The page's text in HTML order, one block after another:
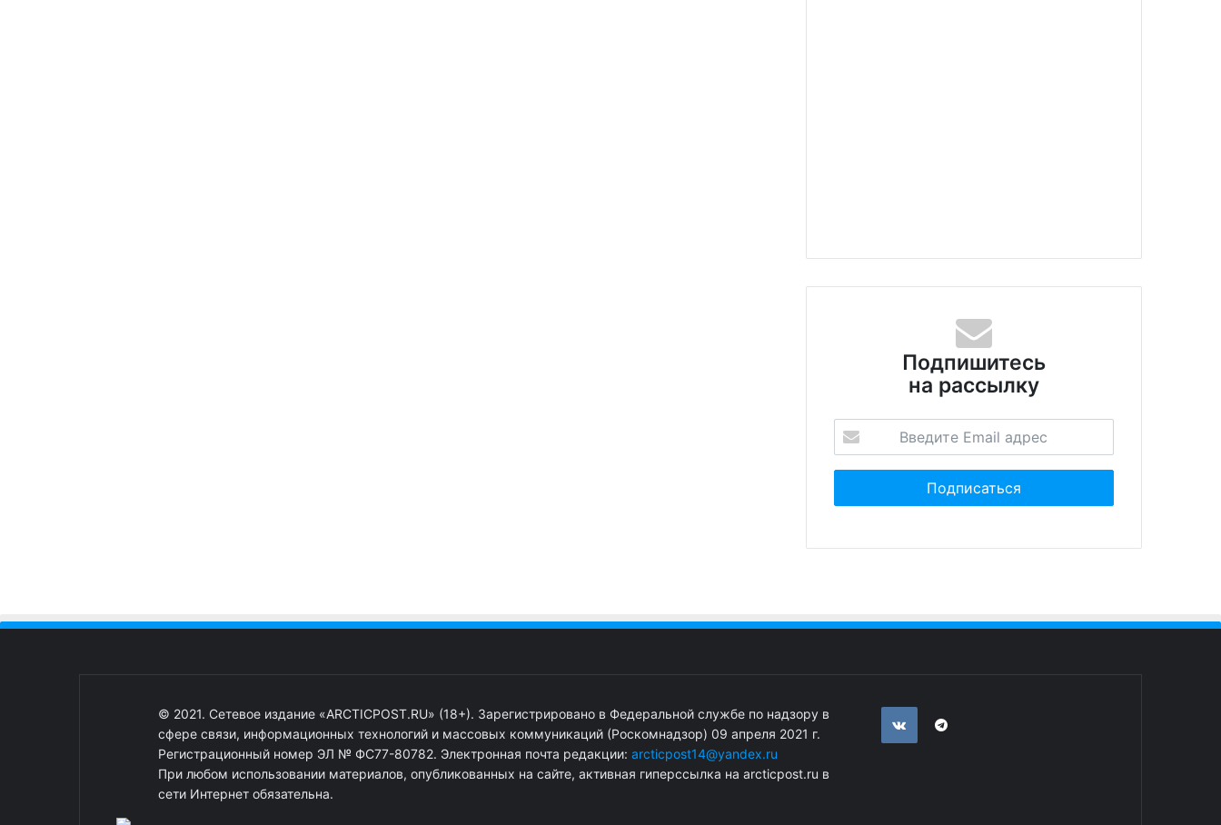
Подпишитесь
на рассылку
© 2021. Сетевое издание «ARCTICPOST.RU» (18+). Зарегистрировано в Федеральной службе по надзору в
сфере связи, информационных технологий и массовых коммуникаций (Роскомнадзор) 09 апреля 2021 г.
Регистрационный номер ЭЛ № ФС77-80782. Электронная почта редакции: arcticpost14@yandex.ru
При любом использовании материалов, опубликованных на сайте, активная гиперссылка на arcticpost.ru в
сети Интернет обязательна.